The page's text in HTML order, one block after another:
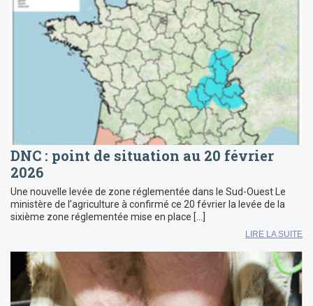
DNC : point de situation au 20 février
2026
Une nouvelle levée de zone réglementée dans le Sud-Ouest Le
ministère de l’agriculture à confirmé ce 20 février la levée de la
sixième zone réglementée mise en place […]
LIRE LA SUITE